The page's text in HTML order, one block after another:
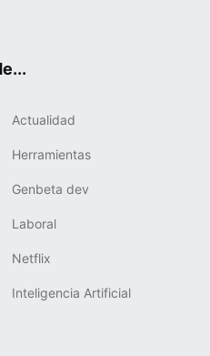
Actualidad
Herramientas
Genbeta dev
Laboral
Netflix
Inteligencia Artificial